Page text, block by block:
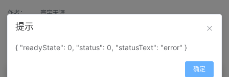
作者： 寰宇天涯
来源：
属性： 地图属性： 地图类型-景区导游图
提示
{ "readyState": 0, "status": 0, "statusText": "error" }
确定